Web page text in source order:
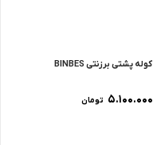
کوله پشتی برزنتی BINBES
۵.۱۰۰.۰۰۰ تومان